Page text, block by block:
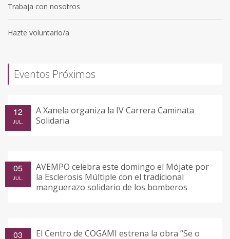
Trabaja con nosotros
Hazte voluntario/a
Eventos Próximos
A Xanela organiza la IV Carrera Caminata
Solidaria
12
JUL.
AVEMPO celebra este domingo el Mójate por
la Esclerosis Múltiple con el tradicional
manguerazo solidario de los bomberos
05
JUL.
El Centro de COGAMI estrena la obra “Se o
03